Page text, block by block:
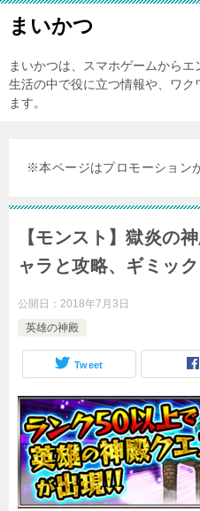
まいかつ
まいかつは、スマホゲームから
生活の中で役に立つ情報や、ワ
ます。
※本ページはプロモーション
【モンスト】獄炎の
ャラと攻略、ギミック
公開日： 2018年7月3日
英雄の神殿
Tweet